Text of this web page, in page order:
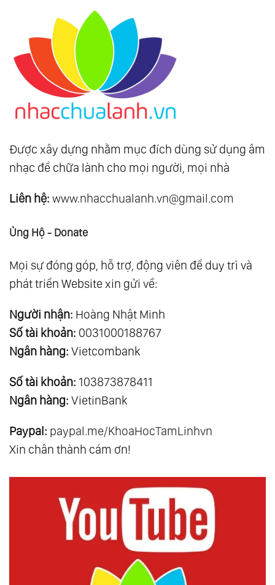
Được xây dựng nhằm mục đích dùng sử dụng âm
nhạc để chữa lành cho mọi người, mọi nhà
Liên hệ: www.nhacchualanh.vn@gmail.com
Ủng Hộ - Donate
Mọi sự đóng góp, hỗ trợ, động viên để duy trì và
phát triển Website xin gửi về:
Người nhận: Hoàng Nhật Minh
Số tài khoản: 0031000188767
Ngân hàng: Vietcombank
Số tài khoản: 103873878411
Ngân hàng: VietinBank
Paypal: paypal.me/KhoaHocTamLinhvn
Xin chân thành cám ơn!